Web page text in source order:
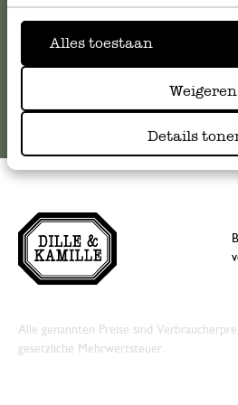
Alles toestaan
Weigeren
Details
kundenservice@dille-
Online-Kundenservice
Alle genannten Preise sind
gesetzliche Mehrwertsteuer.